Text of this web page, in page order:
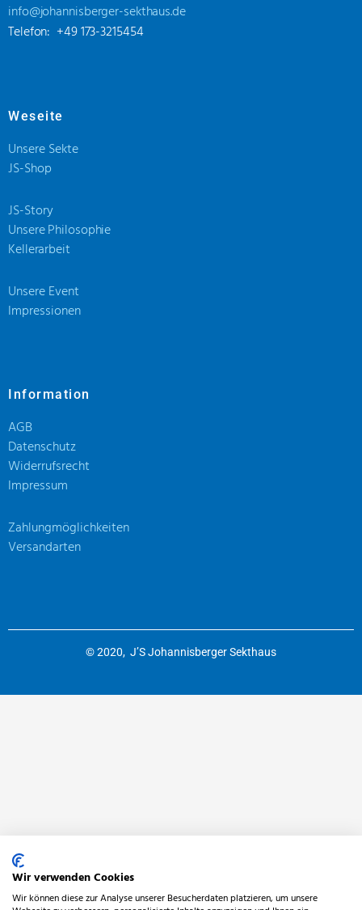
info@johannisberger-sekthaus.de
Telefon: +49 173-3215454
Weseite
Unsere Sekte
JS-Shop
JS-Story
Unsere Philosophie
Kellerarbeit
Unsere Event
Impressionen
Information
AGB
Datenschutz
Widerrufsrecht
Impressum
Zahlungmöglichkeiten
Versandarten
© 2020, J’S Johannisberger Sekthaus
Wir verwenden Cookies
Wir können diese zur Analyse unserer Besucherdaten platzieren, um unsere